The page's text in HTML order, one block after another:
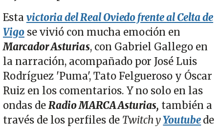
Estavictoria del Real Oviedo frente al Celta de
Vigose vivió con mucha emoción en
Marcador Asturias, con Gabriel Gallego en
la narración, acompañado por José Luis
Rodríguez 'Puma', Tato Felgueroso y Óscar
Ruiz en los comentarios. Y no solo en las
ondas deRadio MARCA Asturias, también a
través de los perfiles de Twitch yYoutubede